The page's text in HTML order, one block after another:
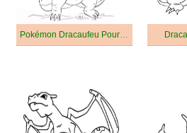
Pokémon Dracaufeu Pour les Enfants